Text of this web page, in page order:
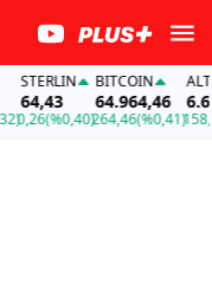
STERLIN
64,43
(%0,40)
BITCOIN
64.964,46
264,46(%0,41)
ALTIN
158,37